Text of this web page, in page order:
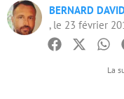
BERNARD
, le 23 février
Facebook
Twitter